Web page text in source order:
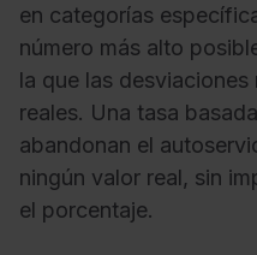
en categorías
número más alto
la que las
reales. Una tasa
abandonan el
ningún valor real, sin
el porcentaje.